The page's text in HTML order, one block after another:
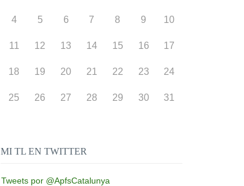
4 5 6 7 8 9 10
11 12 13 14 15 16 17
18 19 20 21 22 23 24
25 26 27 28 29 30 31
MI TL EN TWITTER
Tweets por @ApfsCatalunya